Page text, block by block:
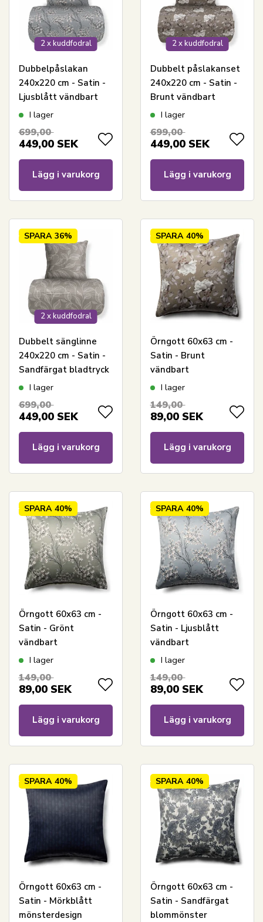
2 x kuddfodral
Dubbelpåslakan
240x220 cm - Satin -
Ljusblått vändbart
blommönster
I lager
699,00
449,00 SEK
Lägg i varukorg
2 x kuddfodral
Dubbelt påslakanset
240x220 cm - Satin -
Brunt vändbart
blomsterdesign
I lager
699,00
449,00 SEK
Lägg i varukorg
2 x kuddfodral
SPARA 36%
Dubbelt sänglinne
240x220 cm - Satin -
Sandfärgat bladtryck
I lager
699,00
449,00 SEK
Lägg i varukorg
SPARA 40%
Örngott 60x63 cm -
Satin - Brunt
vändbart
blommönster
I lager
149,00
89,00 SEK
Lägg i varukorg
SPARA 40%
Örngott 60x63 cm -
Satin - Grönt
vändbart
blommönster
I lager
149,00
89,00 SEK
Lägg i varukorg
SPARA 40%
Örngott 60x63 cm -
Satin - Ljusblått
vändbart
blommönster
I lager
149,00
89,00 SEK
Lägg i varukorg
SPARA 40%
Örngott 60x63 cm -
Satin - Mörkblått
mönsterdesign
SPARA 40%
Örngott 60x63 cm -
Satin - Sandfärgat
blommönster